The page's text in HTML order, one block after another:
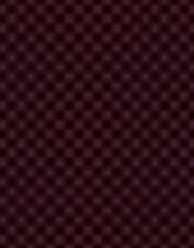
der Investor weitere Grundstücke mit ca. 3.000 qm.
Bei der Verabschiedung des Bebauungsplans
Diese Erhöhung wurde ohne Gegenleistung
Investors die gesetzlichen und vertraglich fixierten
zur baulichen Nutzung, die in Wirklichkeit als
unwirksam erklärt.
erweiterten Baurechte war der Investor; bezahlt hat das
den Untersuchungsgegenstand gegeben hat. Die
Spreedreieck durch Andreas
verzichtet, auf einen möglichen Interessenkonflikt, der